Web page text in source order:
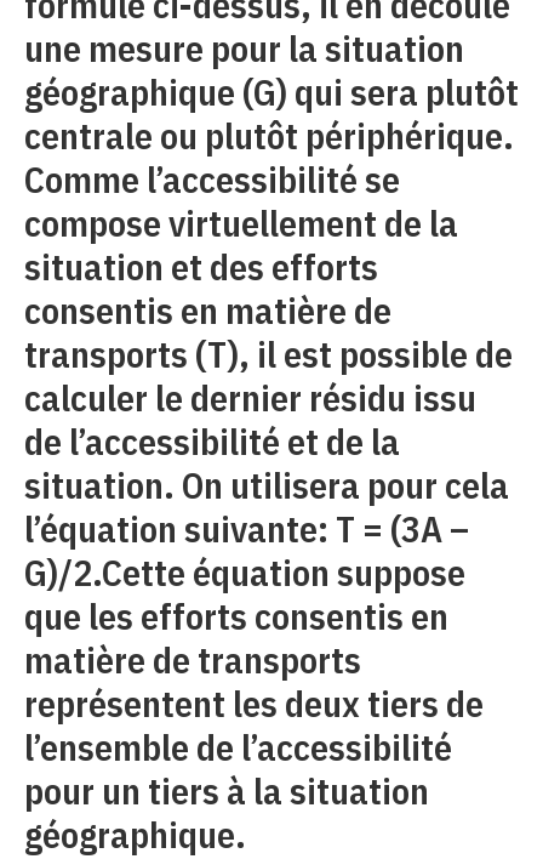
une mesure pour la situation
géographique (G) qui sera plutôt
centrale ou plutôt périphérique.
Comme l’accessibilité se
compose virtuellement de la
situation et des efforts
consentis en matière de
transports (T), il est possible de
calculer le dernier résidu issu
de l’accessibilité et de la
situation. On utilisera pour cela
l’équation suivante: T = (3A –
G)/2.Cette équation suppose
que les efforts consentis en
matière de transports
représentent les deux tiers de
l’ensemble de l’accessibilité
pour un tiers à la situation
géographique.